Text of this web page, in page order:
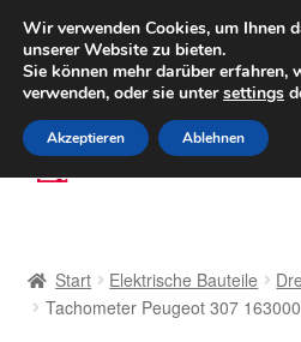
LIEFERUNG
Weltweiter
(800) 500 564Mo-
Zur
Navigation
Zum
Inhalt
AGB
Start Elektrische Bauteile
Tachometer Peugeot 307
Wir verwenden Cookies, um Ihnen
unserer Website zu bieten.
Sie können mehr darüber erfahren,
verwenden, oder sie untersettings
Akzeptieren Ablehnen